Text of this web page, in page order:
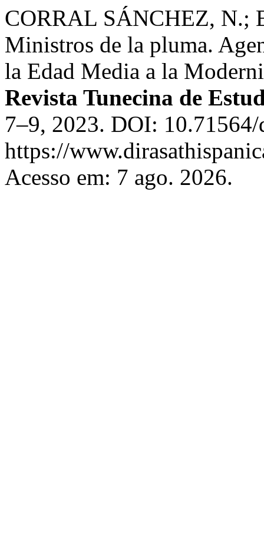
CORRAL SÁNCHEZ, N.;
Ministros de la pluma.
la Edad Media a la
Revista Tunecina de
7–9, 2023. DOI:
https://
Acesso em: 7 ago. 2026.